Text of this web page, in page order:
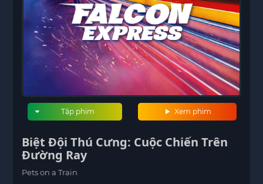
Xem phim
Tập phim
Biệt Đội Thú Cưng: Cuộc Chiến Trên
Đường Ray
Pets on a Train